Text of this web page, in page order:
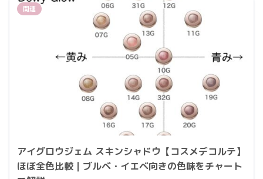
アイグロウジェム スキンシャドウ【コスメデコルテ】
ほぼ全色比較｜ブルベ・イエベ向きの色味をチャート